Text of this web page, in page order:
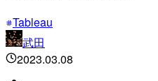
Tableau
武田
2023.03.08